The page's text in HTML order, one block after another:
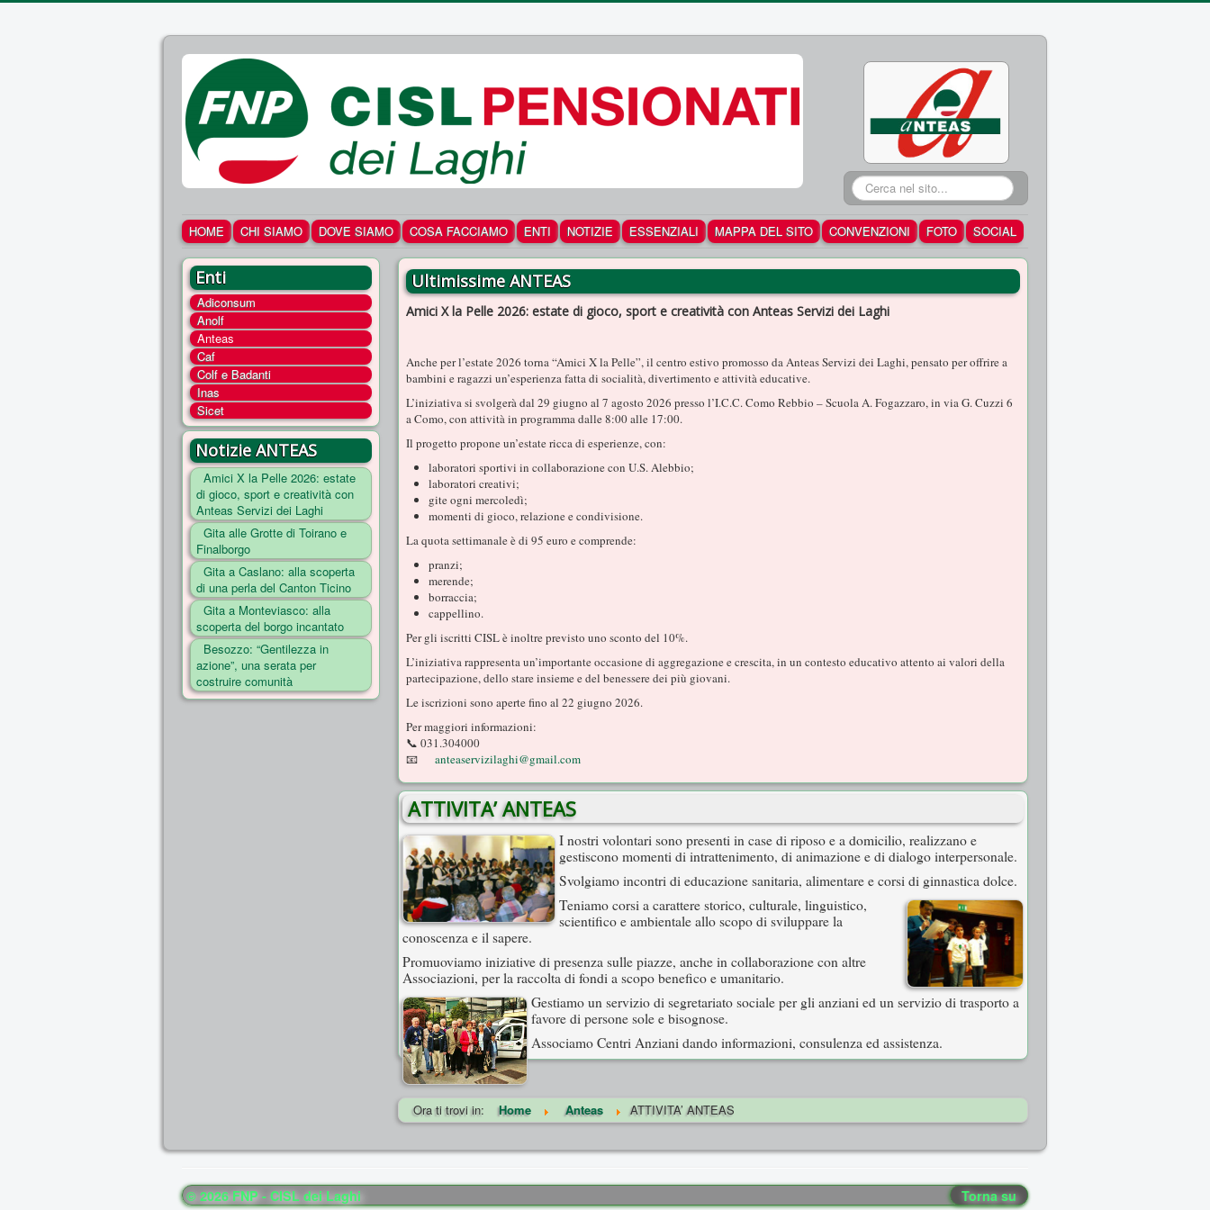
Cerca...
HOME CHI SIAMO DOVE SIAMO COSA FACCIAMO ENTI NOTIZIE ESSENZIALI MAPPA DEL SITO CONVENZIONI FOTO SOCIAL
Enti
Adiconsum
Anolf
Anteas
Caf
Colf e Badanti
Inas
Sicet
Notizie ANTEAS
Amici X la Pelle 2026: estate
di gioco, sport e creatività con
Anteas Servizi dei Laghi
Gita alle Grotte di Toirano e
Finalborgo
Gita a Caslano: alla scoperta
di una perla del Canton Ticino
Gita a Monteviasco: alla
scoperta del borgo incantato
Besozzo: “Gentilezza in
azione”, una serata per
costruire comunità
Ultimissime ANTEAS
Amici X la Pelle 2026: estate di gioco, sport e creatività con Anteas Servizi dei Laghi
Anche per l’estate 2026 torna “Amici X la Pelle”, il centro estivo promosso da Anteas Servizi dei Laghi, pensato per offrire a
bambini e ragazzi un’esperienza fatta di socialità, divertimento e attività educative.
L’iniziativa si svolgerà dal 29 giugno al 7 agosto 2026 presso l’I.C.C. Como Rebbio – Scuola A. Fogazzaro, in via G. Cuzzi 6
a Como, con attività in programma dalle 8:00 alle 17:00.
Il progetto propone un’estate ricca di esperienze, con:
laboratori sportivi in collaborazione con U.S. Alebbio;
laboratori creativi;
gite ogni mercoledì;
momenti di gioco, relazione e condivisione.
La quota settimanale è di 95 euro e comprende:
pranzi;
merende;
borraccia;
cappellino.
Per gli iscritti CISL è inoltre previsto uno sconto del 10%.
L’iniziativa rappresenta un’importante occasione di aggregazione e crescita, in un contesto educativo attento ai valori della
partecipazione, dello stare insieme e del benessere dei più giovani.
Le iscrizioni sono aperte fino al 22 giugno 2026.
Per maggiori informazioni:
📞 031.304000
📧
anteaservizilaghi@gmail.com
ATTIVITA’ ANTEAS
I nostri volontari sono presenti in case di riposo e a domicilio, realizzano e
gestiscono momenti di intrattenimento, di animazione e di dialogo interpersonale.
Svolgiamo incontri di educazione sanitaria, alimentare e corsi di ginnastica dolce.
Teniamo corsi a carattere storico, culturale, linguistico,
scientifico e ambientale allo scopo di sviluppare la
conoscenza e il sapere.
Promuoviamo iniziative di presenza sulle piazze, anche in collaborazione con altre
Associazioni, per la raccolta di fondi a scopo benefico e umanitario.
Gestiamo un servizio di segretariato sociale per gli anziani ed un servizio di trasporto a
favore di persone sole e bisognose.
Associamo Centri Anziani dando informazioni, consulenza ed assistenza.
Ora ti trovi in: Home Anteas ATTIVITA’ ANTEAS
Torna su
© 2026 FNP - CISL dei Laghi